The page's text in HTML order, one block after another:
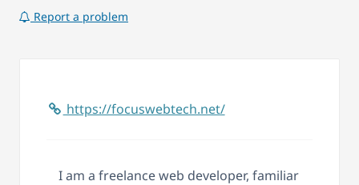
Report a problem
https://focuswebtech.net/
I am a freelance web developer, familiar